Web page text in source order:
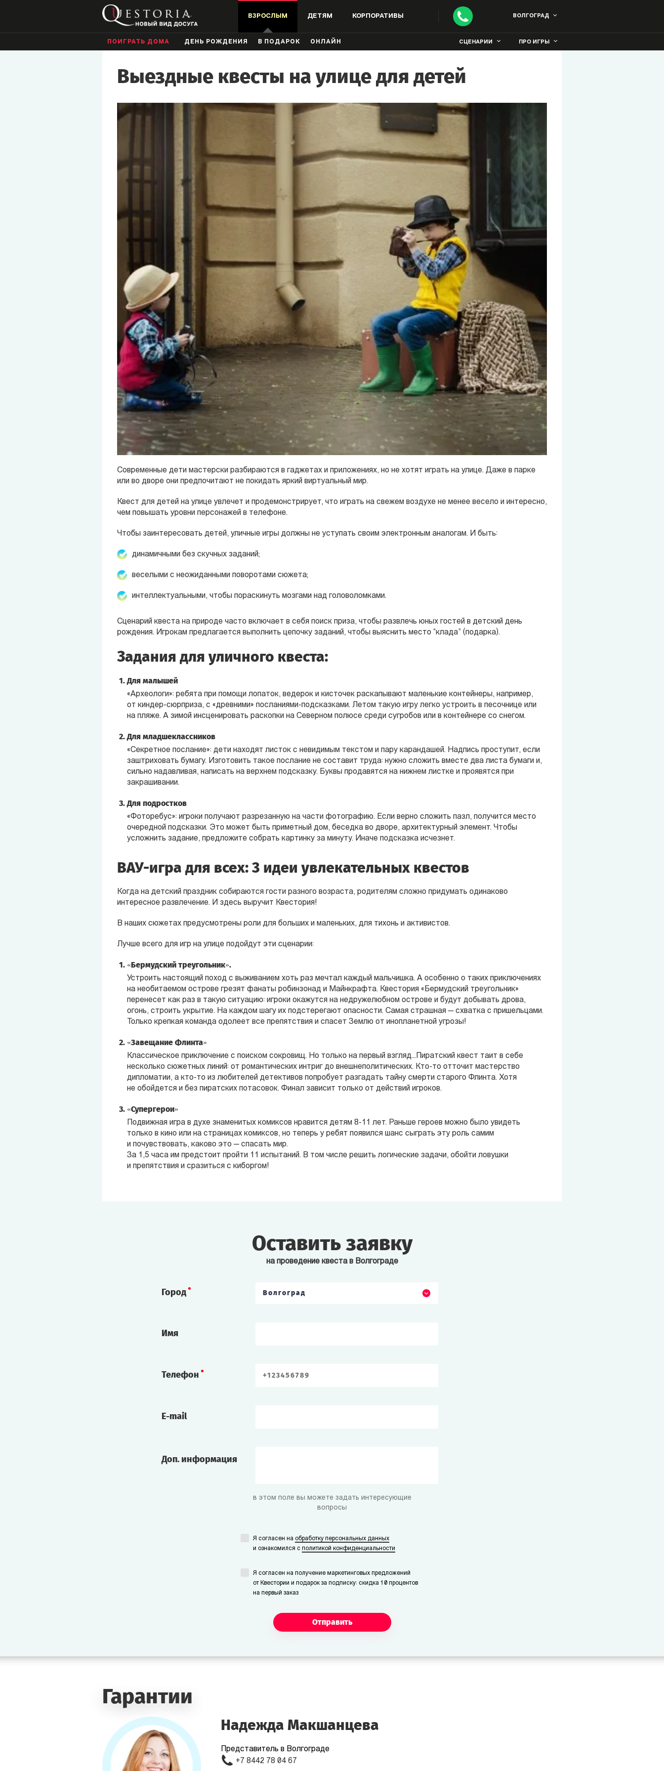
ВЗРОСЛЫМ ДЕТЯМ КОРПОРАТИВЫ ВОЛГОГРАД
ПОИГРАТЬ ДОМА ДЕНЬ РОЖДЕНИЯ В ПОДАРОК ОНЛАЙН СЦЕНАРИИ ПРО ИГРЫ
Выездные квесты на улице для детей
Современные дети мастерски разбираются в гаджетах и приложениях, но не хотят играть на улице. Даже в парке
или во дворе они предпочитают не покидать яркий виртуальный мир.
Квест для детей на улице увлечет и продемонстрирует, что играть на свежем воздухе не менее весело и интересно,
чем повышать уровни персонажей в телефоне.
Чтобы заинтересовать детей, уличные игры должны не уступать своим электронным аналогам. И быть:
динамичными без скучных заданий;
веселыми с неожиданными поворотами сюжета;
интеллектуальными, чтобы пораскинуть мозгами над головоломками.
Сценарий квеста на природе часто включает в себя поиск приза, чтобы развлечь юных гостей в детский день
рождения. Игрокам предлагается выполнить цепочку заданий, чтобы выяснить место “клада” (подарка).
Задания для уличного квеста:
Для малышей
«Археологи»: ребята при помощи лопаток, ведерок и кисточек раскапывают маленькие контейнеры, например,
от киндер-сюрприза, с «древними» посланиями-подсказками. Летом такую игру легко устроить в песочнице или
на пляже. А зимой инсценировать раскопки на Северном полюсе среди сугробов или в контейнере со снегом.
Для младшеклассников
«Секретное послание»: дети находят листок с невидимым текстом и пару карандашей. Надпись проступит, если
заштриховать бумагу. Изготовить такое послание не составит труда: нужно сложить вместе два листа бумаги и,
сильно надавливая, написать на верхнем подсказку. Буквы продавятся на нижнем листке и проявятся при
закрашивании.
Для подростков
«Фоторебус»: игроки получают разрезанную на части фотографию. Если верно сложить пазл, получится место
очередной подсказки. Это может быть приметный дом, беседка во дворе, архитектурный элемент. Чтобы
усложнить задание, предложите собрать картинку за минуту. Иначе подсказка исчезнет.
ВАУ-игра для всех: 3 идеи увлекательных квестов
Когда на детский праздник собираются гости разного возраста, родителям сложно придумать одинаково
интересное развлечение. И здесь выручит Квестория!
В наших сюжетах предусмотрены роли для больших и маленьких, для тихонь и активистов.
Лучше всего для игр на улице подойдут эти сценарии:
«Бермудский треугольник».
Устроить настоящий поход с выживанием хоть раз мечтал каждый мальчишка. А особенно о таких приключениях
на необитаемом острове грезят фанаты робинзонад и Майнкрафта. Квестория «Бермудский треугольник»
перенесет как раз в такую ситуацию: игроки окажутся на недружелюбном острове и будут добывать дрова,
огонь, строить укрытие. На каждом шагу их подстерегают опасности. Самая страшная — схватка с пришельцами.
Только крепкая команда одолеет все препятствия и спасет Землю от инопланетной угрозы!
«Завещание Флинта»
Классическое приключение с поиском сокровищ. Но только на первый взгляд...Пиратский квест таит в себе
несколько сюжетных линий: от романтических интриг до внешнеполитических. Кто-то отточит мастерство
дипломатии, а кто-то из любителей детективов попробует разгадать тайну смерти старого Флинта. Хотя
не обойдется и без пиратских потасовок. Финал зависит только от действий игроков.
«Супергерои»
Подвижная игра в духе знаменитых комиксов нравится детям 8-11 лет. Раньше героев можно было увидеть
только в кино или на страницах комиксов, но теперь у ребят появился шанс сыграть эту роль самим
и почувствовать, каково это — спасать мир.
За 1,5 часа им предстоит пройти 11 испытаний. В том числе решить логические задачи, обойти ловушки
и препятствия и сразиться с киборгом!
Оставить заявку
на проведение квеста в Волгограде
Город Волгоград
Имя
Телефон
E-mail
Доп. информация
в этом поле вы можете задать интересующие
вопросы
Я согласен на обработку персональных данных
и ознакомился с политикой конфиденциальности
Я согласен на получение маркетинговых предложений
от Квестории и подарок за подписку: скидка 10 процентов
на первый заказ
Отправить
Гарантии
Надежда Макшанцева
Представитель в Волгограде
+7 8442 78 04 67